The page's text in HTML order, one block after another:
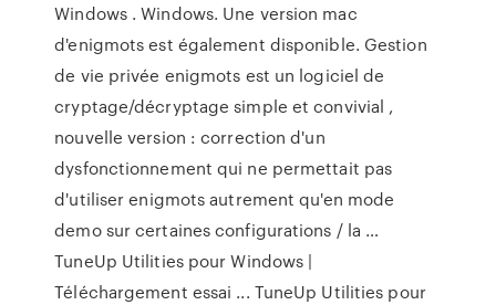
Windows . Windows. Une version mac
d'enigmots est également disponible. Gestion
de vie privée enigmots est un logiciel de
cryptage/décryptage simple et convivial ,
nouvelle version : correction d'un
dysfonctionnement qui ne permettait pas
d'utiliser enigmots autrement qu'en mode
demo sur certaines configurations / la …
TuneUp Utilities pour Windows |
Téléchargement essai ... TuneUp Utilities pour